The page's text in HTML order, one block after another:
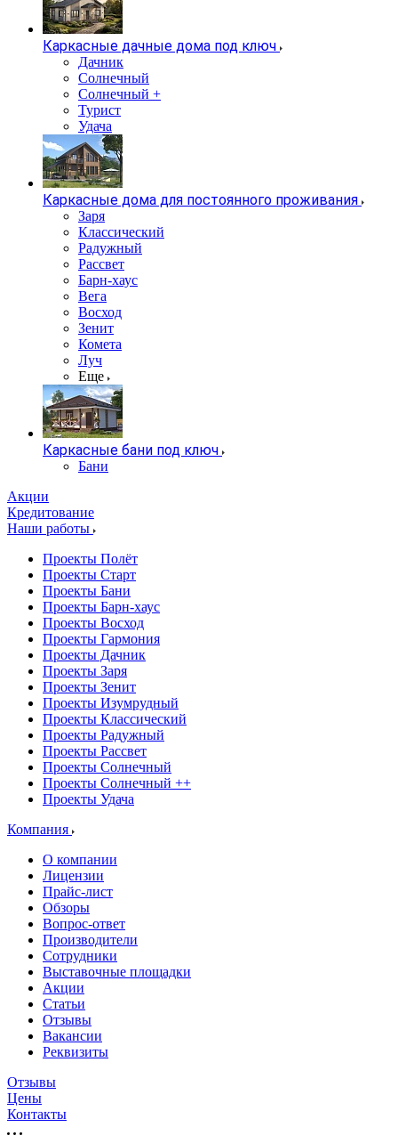
Каркасные дачные дома под ключ
Дачник
Солнечный
Солнечный +
Турист
Удача
Каркасные дома для постоянного проживания
Заря
Классический
Радужный
Рассвет
Барн-хаус
Вега
Восход
Зенит
Комета
Луч
Еще
Каркасные бани под ключ
Бани
Акции
Кредитование
Наши работы
Проекты Полёт
Проекты Старт
Проекты Бани
Проекты Барн-хаус
Проекты Восход
Проекты Гармония
Проекты Дачник
Проекты Заря
Проекты Зенит
Проекты Изумрудный
Проекты Классический
Проекты Радужный
Проекты Рассвет
Проекты Солнечный
Проекты Солнечный ++
Проекты Удача
Компания
О компании
Лицензии
Прайс-лист
Обзоры
Вопрос-ответ
Производители
Сотрудники
Выставочные площадки
Акции
Статьи
Отзывы
Вакансии
Реквизиты
Отзывы
Цены
Контакты